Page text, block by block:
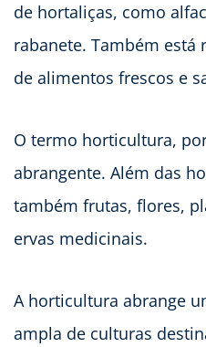
de hortaliças, como
rabanete. Também está
de alimentos frescos e
O termo horticultura,
abrangente. Além das
também frutas, flores,
ervas medicinais.
A horticultura abrange
ampla de culturas